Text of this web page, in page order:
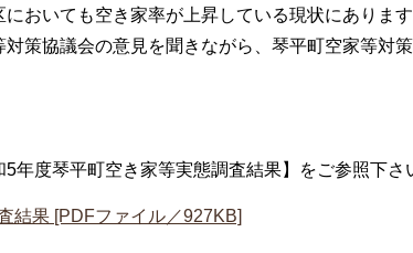
おいても空き家率が上昇している現状にあります
策協議会の意見を聞きながら、琴平町空家等対
度琴平町空き家等実態調査結果】をご参照下さ
結果 [PDFファイル／927KB]